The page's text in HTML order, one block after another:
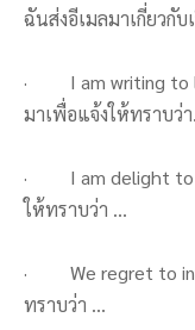
ฉันส่งอีเมลมาเกี่ยวกับ
· I am writing to
มาเพื่อแจ้งให้ทราบว่
· I am delight to
ให้ทราบว่า …
· We regret to
ทราบว่า …